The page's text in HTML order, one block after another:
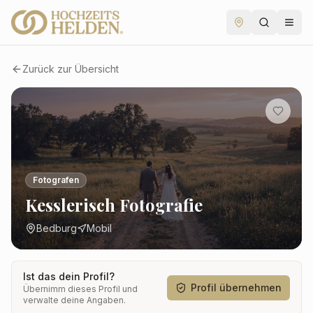
Zurück zur Übersicht
Fotografen
Kesslerisch Fotografie
Bedburg Mobil
Ist das dein Profil?
Übernimm dieses Profil und
verwalte deine Angaben.
Profil übernehmen